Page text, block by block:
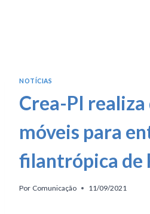
NOTÍCIAS
Crea-PI realiza
móveis para
filantrópica de
Por Comunicação 11/09/2021